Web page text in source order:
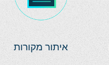
איתור מקורות